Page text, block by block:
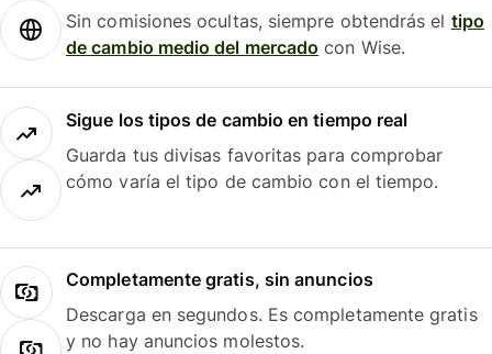
Sin comisiones ocultas, siempre obtendrás el tipo
de cambio medio del mercado con Wise.
Sigue los tipos de cambio en tiempo real
Guarda tus divisas favoritas para comprobar
cómo varía el tipo de cambio con el tiempo.
Completamente gratis, sin anuncios
Descarga en segundos. Es completamente gratis
y no hay anuncios molestos.